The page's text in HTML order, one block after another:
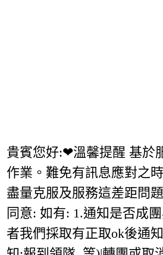
貴賓您好:❤溫馨提醒 基於
作業。難免有訊息應對之
盡量克服及服務這差距問
同意: 如有: 1.通知是否成
者我們採取有正取ok後通